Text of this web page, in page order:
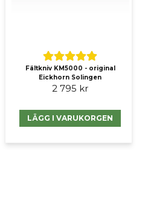
Fältkniv KM5000 - original
Eickhorn Solingen
2 795 kr
LÄGG I VARUKORGEN